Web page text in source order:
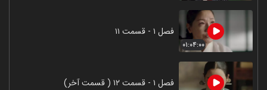
۰۱:۰۴:۰۰
فصل ۱ - قسمت ۱۱
فصل ۱ - قسمت ۱۲ ( قسمت آخر)